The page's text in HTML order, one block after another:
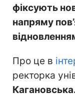
фіксують
напряму
Про це в
ректорка